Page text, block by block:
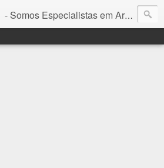
- Somos Especialistas em Araguaia - Mato Grosso